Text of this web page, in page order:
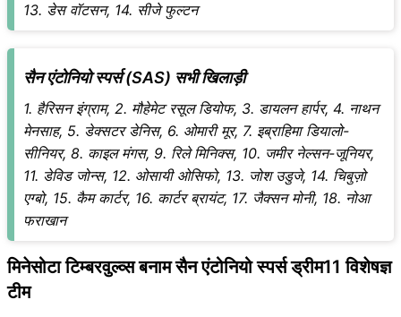
13. डेस वॉटसन, 14. सीजे फुल्टन
सैन एंटोनियो स्पर्स (SAS) सभी खिलाड़ी
1. हैरिसन इंग्राम, 2. मौहेमेट रसूल डियोफ, 3. डायलन हार्पर, 4. नाथन
मेनसाह, 5. डेक्सटर डेनिस, 6. ओमारी मूर, 7. इब्राहिमा डियालो-
सीनियर, 8. काइल मंगस, 9. रिले मिनिक्स, 10. जमीर नेल्सन-जूनियर,
11. डेविड जोन्स, 12. ओसायी ओसिफो, 13. जोश उडुजे, 14. चिबुज़ो
एग्बो, 15. कैम कार्टर, 16. कार्टर ब्रायंट, 17. जैक्सन मोनी, 18. नोआ
फराखान
मिनेसोटा टिम्बरवुल्व्स बनाम सैन एंटोनियो स्पर्स ड्रीम11 विशेषज्ञ
टीम